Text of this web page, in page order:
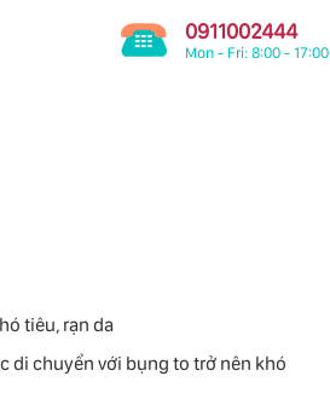
0911002444
Mon - Fri: 8:00 - 17:00
tiêu, rạn da
di chuyển với bụng to trở nên khó